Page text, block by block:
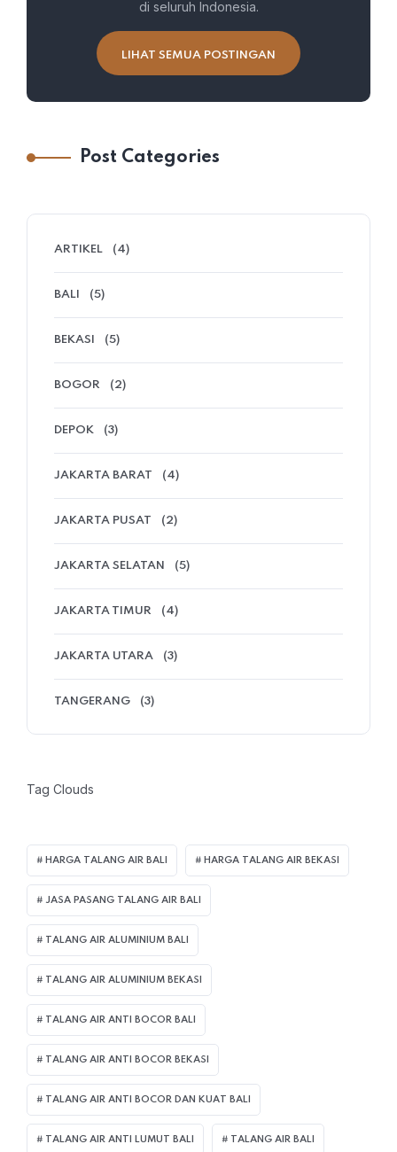
di seluruh Indonesia.
LIHAT SEMUA POSTINGAN
Post Categories
ARTIKEL (4)
BALI (5)
BEKASI (5)
BOGOR (2)
DEPOK (3)
JAKARTA BARAT (4)
JAKARTA PUSAT (2)
JAKARTA SELATAN (5)
JAKARTA TIMUR (4)
JAKARTA UTARA (3)
TANGERANG (3)
Tag Clouds
HARGA TALANG AIR BALI HARGA TALANG AIR BEKASI
JASA PASANG TALANG AIR BALI
TALANG AIR ALUMINIUM BALI
TALANG AIR ALUMINIUM BEKASI
TALANG AIR ANTI BOCOR BALI
TALANG AIR ANTI BOCOR BEKASI
TALANG AIR ANTI BOCOR DAN KUAT BALI
TALANG AIR ANTI LUMUT BALI TALANG AIR BALI